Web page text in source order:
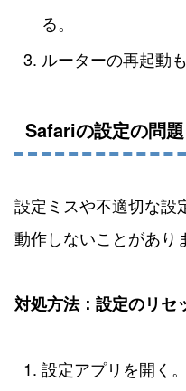
る。
ルーターの再起動
Safariの設定の問題
設定ミスや不適切な設
動作しないことがあり
対処方法：設定のリセ
設定アプリを開く。